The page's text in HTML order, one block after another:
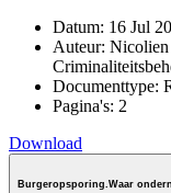
Datum: 16 Jul
Auteur: Nicolien
Documenttype:
Pagina's: 2
Download
Burgeropsporing.Waar